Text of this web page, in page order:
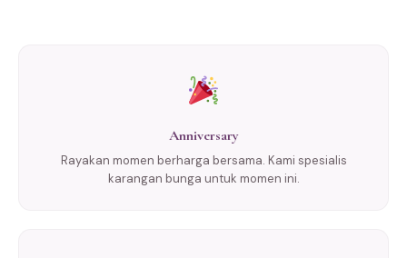
Anniversary
Rayakan momen berharga bersama. Kami spesialis
karangan bunga untuk momen ini.